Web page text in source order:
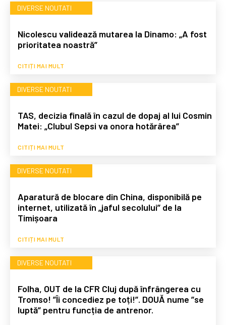
DIVERSE NOUTATI
Nicolescu validează mutarea la Dinamo: „A fost
prioritatea noastră”
CITIȚI MAI MULT
DIVERSE NOUTATI
TAS, decizia finală în cazul de dopaj al lui Cosmin
Matei: „Clubul Sepsi va onora hotărârea”
CITIȚI MAI MULT
DIVERSE NOUTATI
Aparatură de blocare din China, disponibilă pe
internet, utilizată în „jaful secolului” de la
Timișoara
CITIȚI MAI MULT
DIVERSE NOUTATI
Folha, OUT de la CFR Cluj după înfrângerea cu
Tromso! ”Îi concediez pe toți!”. DOUĂ nume ”se
luptă” pentru funcția de antrenor.